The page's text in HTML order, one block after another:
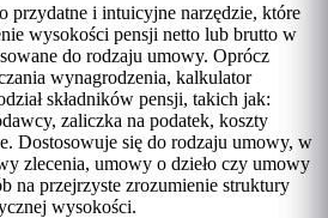
przydatne i intuicyjne narzędzie, które
wysokości pensji netto lub brutto w
do rodzaju umowy. Oprócz
wynagrodzenia, kalkulator
składników pensji, takich jak:
zaliczka na podatek, koszty
Dostosowuje się do rodzaju umowy, w
zlecenia, umowy o dzieło czy umowy
na przejrzyste zrozumienie struktury
wysokości.